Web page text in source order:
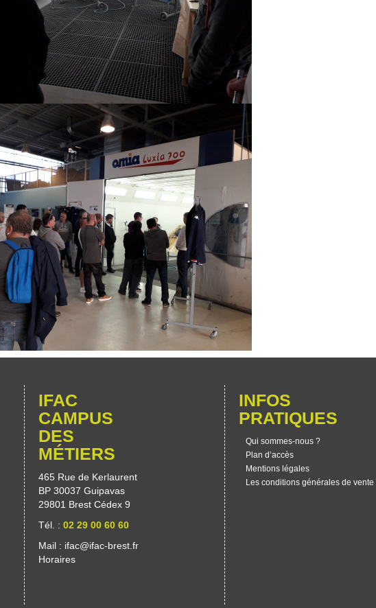
IFAC
CAMPUS
DES
MÉTIERS
465 Rue de Kerlaurent
BP 30037 Guipavas
29801 Brest Cédex 9
Tél. : 02 29 00 60 60
Mail : ifac@ifac-brest.fr
Horaires
INFOS
PRATIQUES
Qui sommes-nous ?
Plan d’accès
Mentions légales
Les conditions générales de vente